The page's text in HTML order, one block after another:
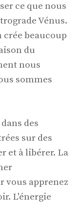
ce que nous
Vénus.
beaucoup
du
nous
sommes
des
sur des
et à libérer. La
vous apprenez
L'énergie